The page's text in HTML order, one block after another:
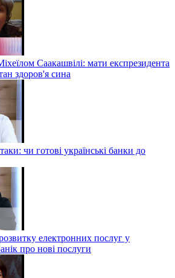
Саакашвілі: мати експрезидента
здоров'я сина
чи готові українські банки до
електронних послуг у
про нові послуги